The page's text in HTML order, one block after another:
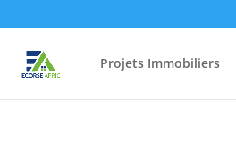
Projets Immobiliers